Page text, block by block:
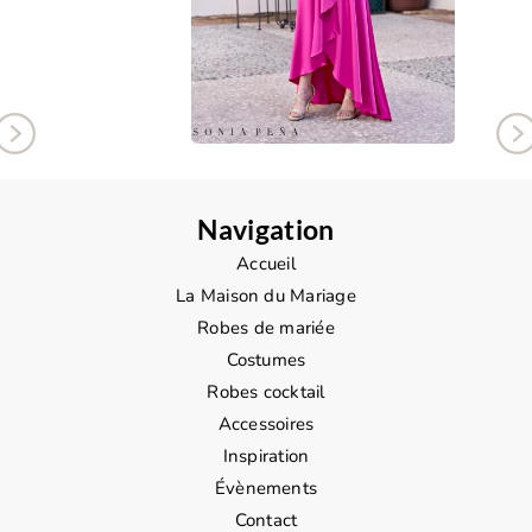
Navigation
Accueil
La Maison du Mariage
Robes de mariée
Costumes
Robes cocktail
Accessoires
Inspiration
Évènements
Contact